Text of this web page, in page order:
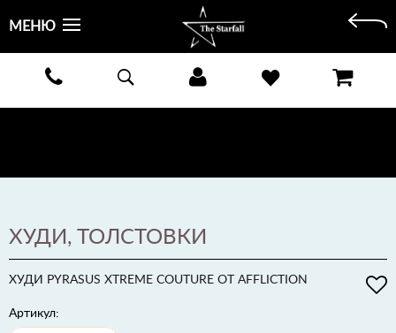
БЕСПЛАТНАЯ ДОСТАВКА КУРЬЕРОМ ИЛИ ПОЧТОЙ ПО ВСЕЙ РОССИИ! ОПЛАТА ПРИ ПОЛУЧЕНИИ
ПОДРОБНЕЕ >
МЕНЮ
ХУДИ, ТОЛСТОВКИ
ХУДИ PYRASUS XTREME COUTURE ОТ AFFLICTION
Артикул: